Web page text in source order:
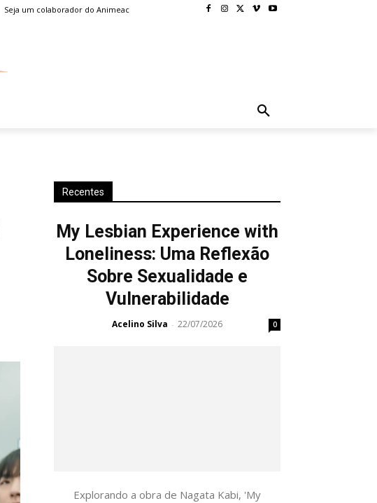
Seja um colaborador do Animeac
Recentes
My Lesbian Experience with
Loneliness: Uma Reflexão
Sobre Sexualidade e
Vulnerabilidade
Acelino Silva - 22/07/2026 0
Explorando a obra de Nagata Kabi, 'My